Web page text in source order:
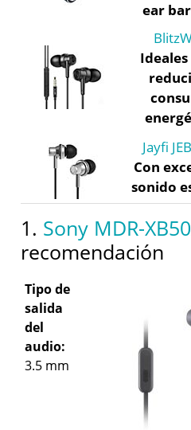
ear
Jayfi
Con
sonido
1. Sony MDR-
recomendación
Tipo de
salida
del
audio:
3.5 mm